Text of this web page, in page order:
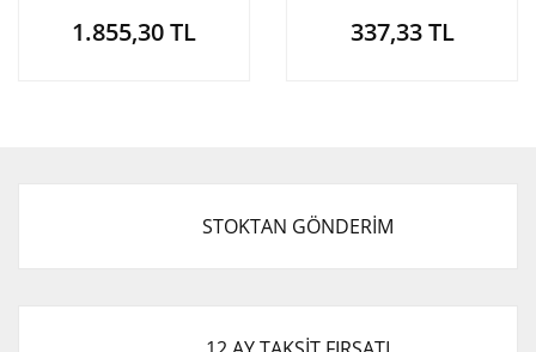
1.855,30 TL 337,33 TL
STOKTAN GÖNDERİM